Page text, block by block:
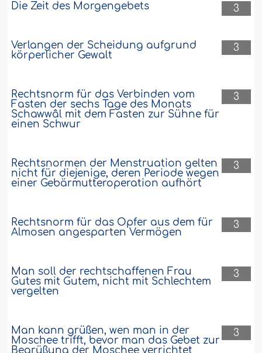
3
Die Zeit des Morgengebets
3
Verlangen der Scheidung aufgrund
körperlicher Gewalt
3
Rechtsnorm für das Verbinden vom
Fasten der sechs Tage des Monats
Schawwâl mit dem Fasten zur Sühne für
einen Schwur
3
Rechtsnormen der Menstruation gelten
nicht für diejenige, deren Periode wegen
einer Gebärmutteroperation aufhört
3
Rechtsnorm für das Opfer aus dem für
Almosen angesparten Vermögen
3
Man soll der rechtschaffenen Frau
Gutes mit Gutem, nicht mit Schlechtem
vergelten
3
Man kann grüßen, wen man in der
Moschee trifft, bevor man das Gebet zur
Begrüßung der Moschee verrichtet